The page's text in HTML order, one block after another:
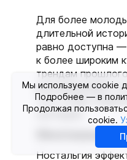
Мы используем cookie
Подробнее — в
Продолжая
cookie.
Для более
длительной
равно доступна
к более широким
трендам
резонирующей с
того чтобы
наследие.
Ностальгия